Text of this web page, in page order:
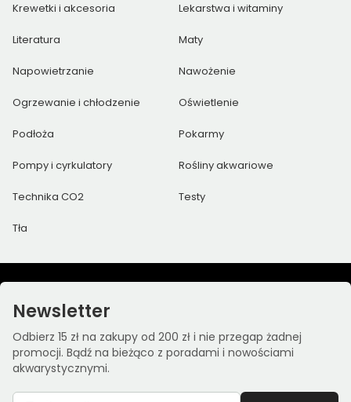
Krewetki i akcesoria Lekarstwa i witaminy
Literatura Maty
Napowietrzanie Nawożenie
Ogrzewanie i chłodzenie Oświetlenie
Podłoża Pokarmy
Pompy i cyrkulatory Rośliny akwariowe
Technika CO2 Testy
Tła
Newsletter
Odbierz 15 zł na zakupy od 200 zł i nie przegap żadnej
promocji. Bądź na bieżąco z poradami i nowościami
akwarystycznymi.